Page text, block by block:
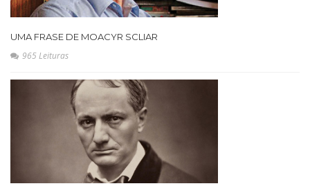
UMA FRASE DE MOACYR SCLIAR
965 Leituras